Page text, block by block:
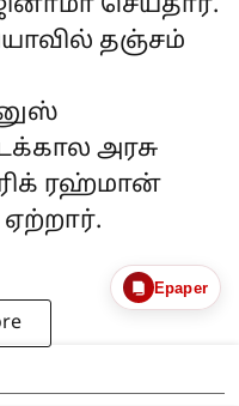
செய்தார்.
தஞ்சம்
அரசு
ரஹ்மான்
ஏற்றார்.
Epaper